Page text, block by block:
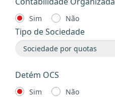
Sim Não
Tipo de Sociedade
Detém OCS
Sim Não